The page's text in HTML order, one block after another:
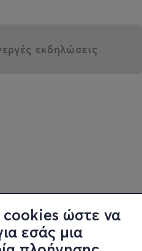
cookies ώστε να
εσάς μια
εκδηλώσεις